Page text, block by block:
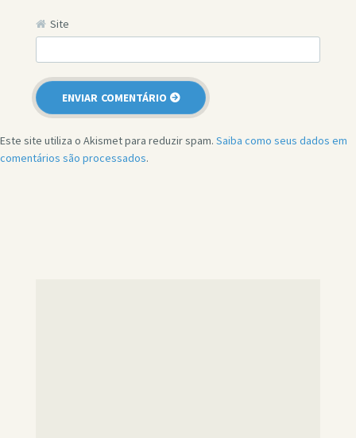
Site
Este site utiliza o Akismet para reduzir spam. Saiba como seus dados em
comentários são processados.